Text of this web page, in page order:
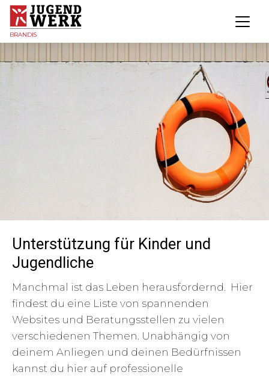
BRANDIS
Unterstützung für Kinder und
Jugendliche
Manchmal ist das Leben herausfordernd. Hier
findest du eine Liste von spannenden
Websites und Beratungsstellen zu vielen
verschiedenen Themen. Unabhängig von
deinem Anliegen und deinen Bedürfnissen
kannst du hier auf professionelle